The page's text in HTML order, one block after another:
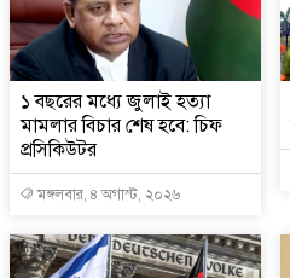
১ বছরের মধ্যে জুলাই হত্যা
মামলার বিচার শেষ হবে: চিফ
প্রসিকিউটর
মঙ্গলবার, ৪ অগাস্ট, ২০২৬